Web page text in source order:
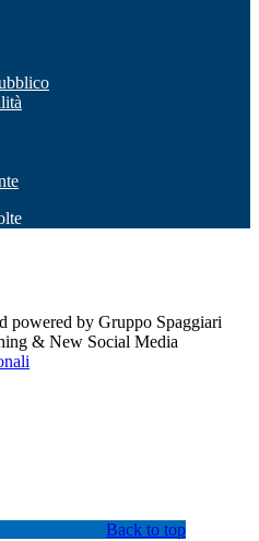
powered by Gruppo Spaggiari
& New Social Media
Back to top